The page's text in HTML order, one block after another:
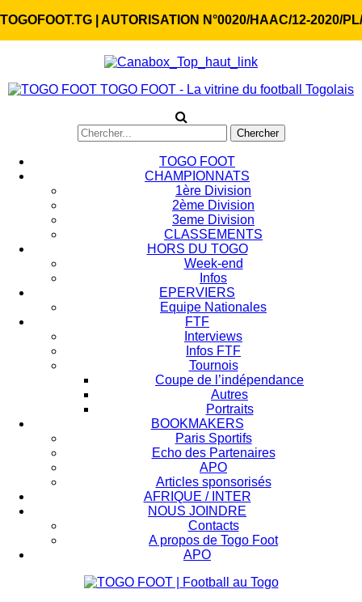
TOGOFOOT.TG | AUTORISATION N°0020/HAAC/12-2020/
TOGO FOOT - La vitrine du football Togolais
TOGO FOOT
CHAMPIONNATS
1ère Division
2ème Division
3eme Division
CLASSEMENTS
HORS DU TOGO
Week-end
Infos
EPERVIERS
Equipe Nationales
FTF
Interviews
Infos FTF
Tournois
Coupe de l’indépendance
Autres
Portraits
BOOKMAKERS
Paris Sportifs
Echo des Partenaires
APO
Articles sponsorisés
AFRIQUE / INTER
NOUS JOINDRE
Contacts
A propos de Togo Foot
APO